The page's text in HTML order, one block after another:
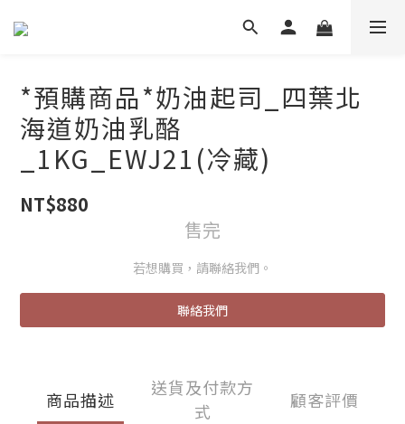
*預購商品*奶油起司_四葉北
海道奶油乳酪
_1KG_EWJ21(冷藏)
NT$880
售完
若想購買，請聯絡我們。
聯絡我們
商品描述
送貨及付款方
式
顧客評價